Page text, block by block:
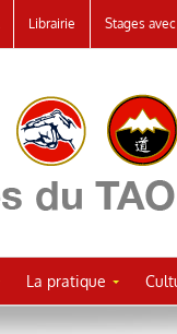
Librairie Stages
La pratique